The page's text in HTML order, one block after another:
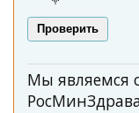
Проверить
Мы являемся